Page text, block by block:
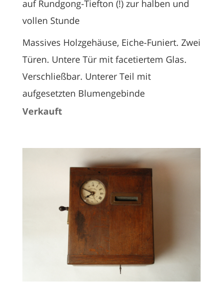
auf Rundgong-Tiefton (!) zur halben und
vollen Stunde
Massives Holzgehäuse, Eiche-Funiert. Zwei
Türen. Untere Tür mit facetiertem Glas.
Verschließbar. Unterer Teil mit
aufgesetzten Blumengebinde
Verkauft